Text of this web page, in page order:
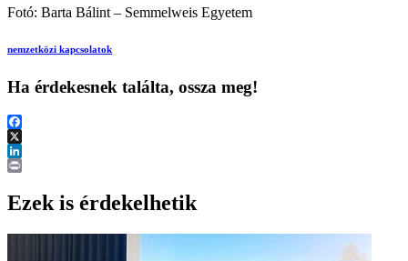
Fotó: Barta Bálint – Semmelweis Egyetem
nemzetközi kapcsolatok
Ha érdekesnek találta, ossza meg!
Facebook
X
LinkedIn
Ezek is érdekelhetik